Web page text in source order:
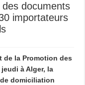
documents
importateurs
de la Promotion des
à Alger, la
domiciliation